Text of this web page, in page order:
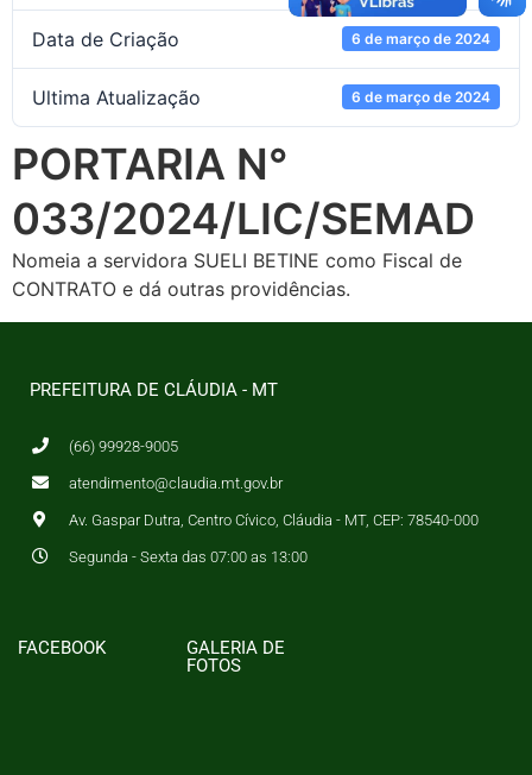
Data de Criação 6 de março de 2024
Ultima Atualização 6 de março de 2024
PORTARIA N°
033/2024/LIC/SEMAD
Nomeia a servidora SUELI BETINE como Fiscal de
CONTRATO e dá outras providências.
PREFEITURA DE CLÁUDIA - MT
(66) 99928-9005
atendimento@claudia.mt.gov.br
Av. Gaspar Dutra, Centro Cívico, Cláudia - MT, CEP: 78540-000
Segunda - Sexta das 07:00 as 13:00
FACEBOOK
GALERIA DE
FOTOS